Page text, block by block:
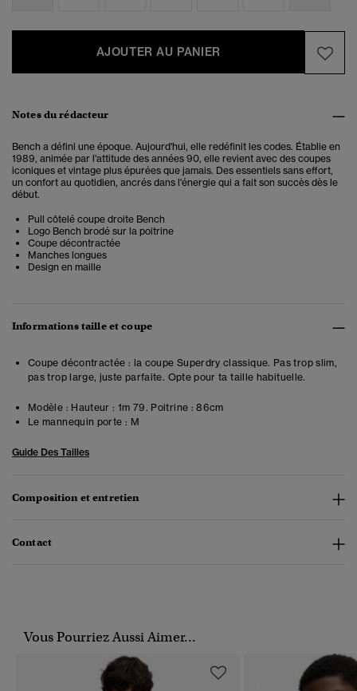
AJOUTER AU PANIER
Notes du rédacteur
Bench a défini une époque. Aujourd'hui, elle redéfinit les codes. Établie en
1989, animée par l'attitude des années 90, elle revient avec des coupes
iconiques et vintage plus épurées que jamais. Des essentiels sans effort,
un confort au quotidien, ancrés dans l'énergie qui a fait son succès dès le
début.
Pull côtelé coupe droite Bench
Logo Bench brodé sur la poitrine
Coupe décontractée
Manches longues
Design en maille
Informations taille et coupe
Coupe décontractée : la coupe Superdry classique. Pas trop slim,
pas trop large, juste parfaite. Opte pour ta taille habituelle.
Modèle : Hauteur : 1m 79. Poitrine : 86cm
Le mannequin porte : M
Guide Des Tailles
Composition et entretien
Contact
Vous Pourriez Aussi Aimer...